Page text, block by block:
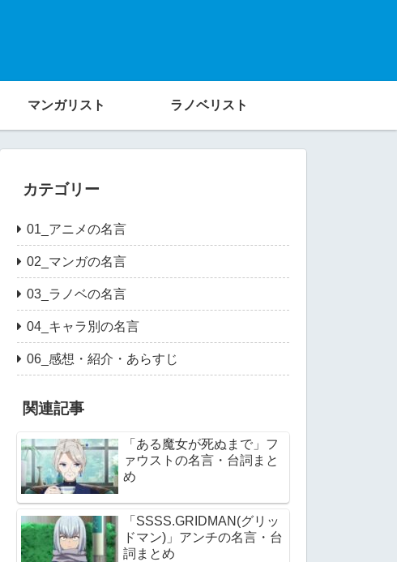
マンガリスト ラノベリスト
カテゴリー
01_アニメの名言
02_マンガの名言
03_ラノベの名言
04_キャラ別の名言
06_感想・紹介・あらすじ
関連記事
「ある魔女が死ぬまで」フ
ァウストの名言・台詞まと
め
「SSSS.GRIDMAN(グリッ
ドマン)」アンチの名言・台
詞まとめ